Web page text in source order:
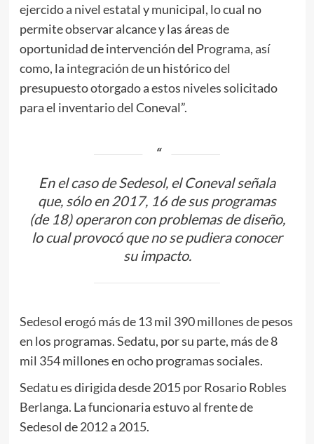
ejercido a nivel estatal y municipal, lo cual no
permite observar alcance y las áreas de
oportunidad de intervención del Programa, así
como, la integración de un histórico del
presupuesto otorgado a estos niveles solicitado
para el inventario del Coneval”.
En el caso de Sedesol, el Coneval señala
que, sólo en 2017, 16 de sus programas
(de 18) operaron con problemas de diseño,
lo cual provocó que no se pudiera conocer
su impacto.
Sedesol erogó más de 13 mil 390 millones de pesos
en los programas. Sedatu, por su parte, más de 8
mil 354 millones en ocho programas sociales.
Sedatu es dirigida desde 2015 por Rosario Robles
Berlanga. La funcionaria estuvo al frente de
Sedesol de 2012 a 2015.